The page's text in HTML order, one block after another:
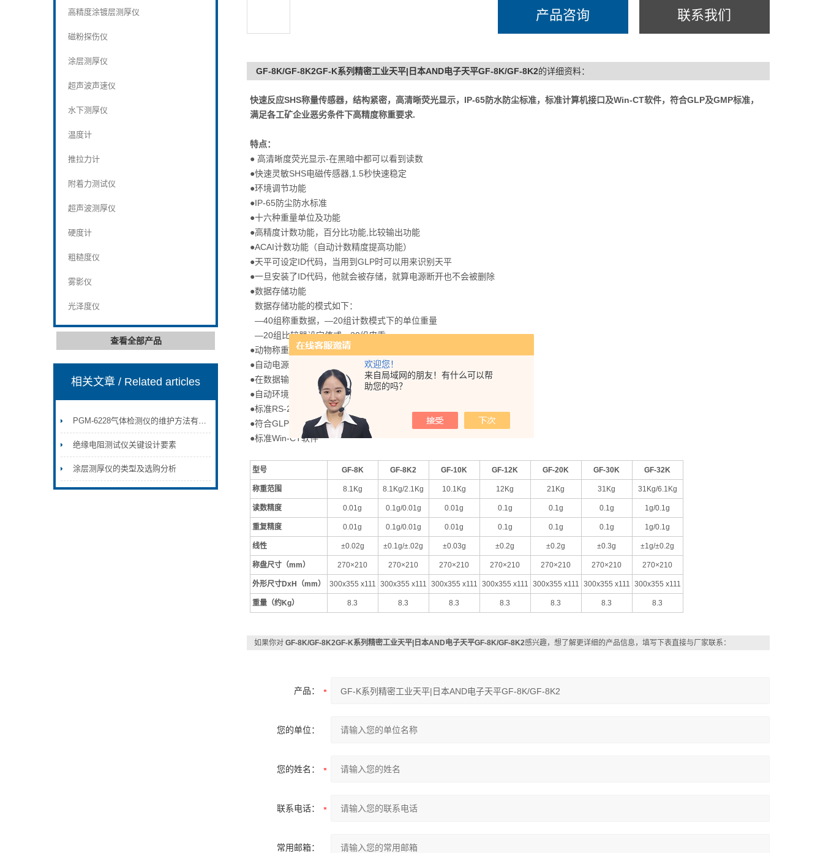
欢迎您！
来自局域网的朋友！有什么可以帮
助您的吗？
高精度涂镀层测厚仪
磁粉探伤仪
涂层测厚仪
超声波声速仪
水下测厚仪
温度计
推拉力计
附着力测试仪
超声波测厚仪
硬度计
粗糙度仪
雾影仪
光泽度仪
查看全部产品
相关文章/ Related articles
PGM-6228气体检测仪的维护方法有哪些？
绝缘电阻测试仪关键设计要素
涂层测厚仪的类型及选购分析
产品咨询 联系我们
GF-8K/GF-8K2GF-K系列精密工业天平|日本AND电子天平GF-8K/GF-8K2的详细资料：
快速反应SHS称量传感器，结构紧密，高清晰荧光显示，IP-65防水防尘标准，标准计算机接口及Win-CT软件，符合GLP及GMP标准，
满足各工矿企业恶劣条件下高精度称重要求.
特点：
● 高清晰度荧光显示-在黑暗中都可以看到读数
●快速灵敏SHS电磁传感器,1.5秒快速稳定
●环境调节功能
●IP-65防尘防水标准
●十六种重量单位及功能
●高精度计数功能，百分比功能,比较输出功能
●ACAI计数功能（自动计数精度提高功能）
●天平可设定ID代码，当用到GLP时可以用来识别天平
●一旦安装了ID代码，他就会被存储，就算电源断开也不会被删除
●数据存储功能
数据存储功能的模式如下：
—40组称重数据，—20组计数模式下的单位重量
—20组比较器设定值或—20组皮重
●动物称重功能
●自动电源关断功能
●在数据输出后自动归零
●自动环境调节功能以适应各类应用环境
●标准RS-232C通信接口
●符合GLP/GMP/ISO标准
●标准Win-CT软件
型号 GF-8K GF-8K2 GF-10K GF-12K GF-20K GF-30K GF-32K
称重范围 8.1Kg 8.1Kg/2.1Kg 10.1Kg 12Kg 21Kg 31Kg 31Kg/6.1Kg
读数精度 0.01g 0.1g/0.01g 0.01g 0.1g 0.1g 0.1g 1g/0.1g
重复精度 0.01g 0.1g/0.01g 0.01g 0.1g 0.1g 0.1g 1g/0.1g
线性 ±0.02g ±0.1g/±.02g ±0.03g ±0.2g ±0.2g ±0.3g ±1g/±0.2g
称盘尺寸（mm） 270×210 270×210 270×210 270×210 270×210 270×210 270×210
外形尺寸DxH（mm） 300x355 x111 300x355 x111 300x355 x111 300x355 x111 300x355 x111 300x355 x111 300x355 x111
重量（约Kg） 8.3 8.3 8.3 8.3 8.3 8.3 8.3
如果你对 GF-8K/GF-8K2GF-K系列精密工业天平|日本AND电子天平GF-8K/GF-8K2感兴趣，想了解更详细的产品信息，填写下表直接与厂家联系：
产品：
您的单位：
您的姓名：
联系电话：
常用邮箱：